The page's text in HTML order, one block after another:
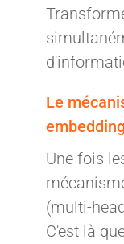
Le
Une fois
(multi-
C'est là